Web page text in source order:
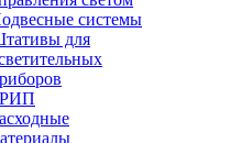
системы
для